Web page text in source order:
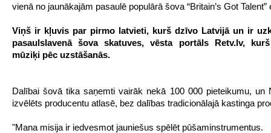
vienā no jaunākajām pasaulē populārā šova “Britain’s Got
Viņš ir kļuvis par pirmo latvieti, kurš dzīvo Latvijā un ir
pasaulslavenā šova skatuves, vēsta portāls Retv.lv,
mūziķi pēc uzstāšanās.
Dalībai šovā tika saņemti vairāk nekā 100 000 pieteikumu, un
izvēlēts producentu atlasē, bez dalības tradicionālajā kastinga
"Mana misija ir iedvesmot jauniešus spēlēt pūšaminstrumentus.